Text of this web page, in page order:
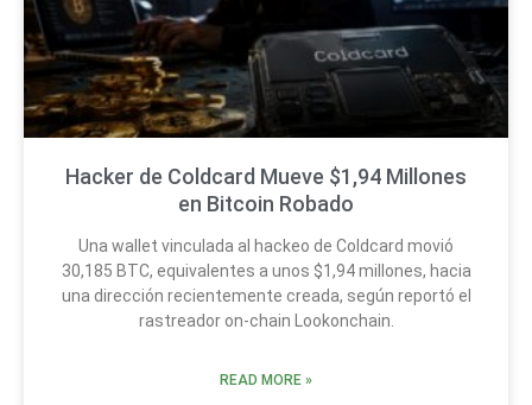
Hacker de Coldcard Mueve $1,94 Millones
en Bitcoin Robado
Una wallet vinculada al hackeo de Coldcard movió
30,185 BTC, equivalentes a unos $1,94 millones, hacia
una dirección recientemente creada, según reportó el
rastreador on-chain Lookonchain.
READ MORE »